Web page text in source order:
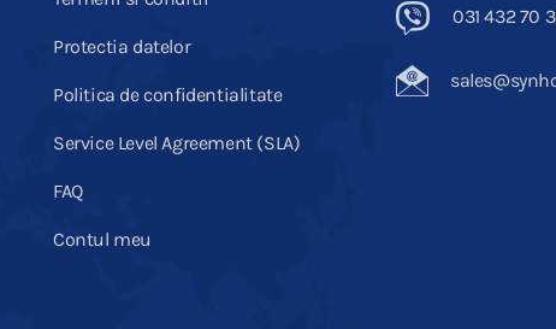
Protectia datelor
Politica de confidentialitate
Service Level Agreement (SLA)
FAQ
Contul meu
031 432 70